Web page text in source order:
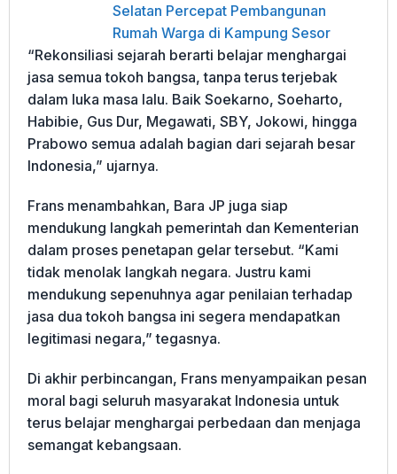
Selatan Percepat Pembangunan
Rumah Warga di Kampung Sesor
“Rekonsiliasi sejarah berarti belajar menghargai
jasa semua tokoh bangsa, tanpa terus terjebak
dalam luka masa lalu. Baik Soekarno, Soeharto,
Habibie, Gus Dur, Megawati, SBY, Jokowi, hingga
Prabowo semua adalah bagian dari sejarah besar
Indonesia,” ujarnya.
Frans menambahkan, Bara JP juga siap
mendukung langkah pemerintah dan Kementerian
dalam proses penetapan gelar tersebut. “Kami
tidak menolak langkah negara. Justru kami
mendukung sepenuhnya agar penilaian terhadap
jasa dua tokoh bangsa ini segera mendapatkan
legitimasi negara,” tegasnya.
Di akhir perbincangan, Frans menyampaikan pesan
moral bagi seluruh masyarakat Indonesia untuk
terus belajar menghargai perbedaan dan menjaga
semangat kebangsaan.